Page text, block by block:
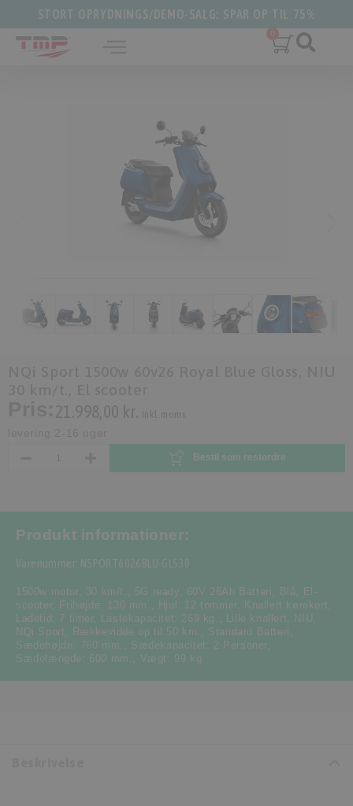
STORT OPRYDNINGS/DEMO-SALG: SPAR OP TIL 75%
Bestil som restordre
Produkt informationer:
Varenummer: NSPORT6026BLU-GLS30
1500w motor, 30 km/t. , 5G ready, 60V 26Ah Batteri, Blå,
El-
scooter, Frihøjde: 130 mm. , Hjul: 12 tommer, Knallert kørekort,
Ladetid: 7 timer, Lastekapacitet: 269 kg. , Lille knallert, NIU,
NQi Sport, Rækkevidde op til 50 km. , Standard Batteri ,
Sædehøjde: 760 mm. , Sædekapacitet: 2 Personer,
Sædelængde: 600 mm. , Vægt: 99 kg